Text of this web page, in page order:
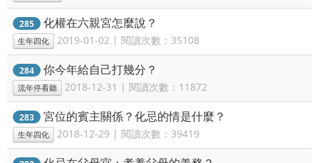
285 化權在六親宮怎麼說？
生年四化 2019-01-02 | 閱讀次數：35108
284 你今年給自己打幾分？
流年停看聽 2018-12-31 | 閱讀次數：11872
283 宮位的賓主關係？化忌的情是什麼？
生年四化 2018-12-29 | 閱讀次數：39419